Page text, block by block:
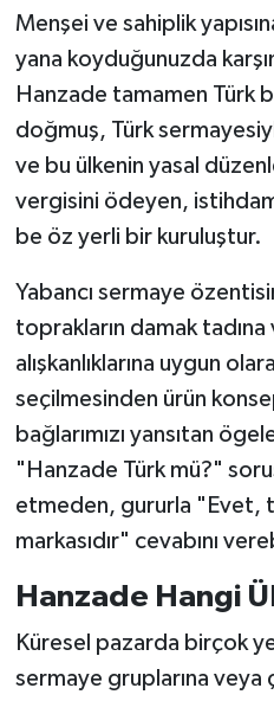
Menşei ve sahiplik
yana koyduğunuzda
Hanzade tamamen Türk
doğmuş, Türk
ve bu ülkenin yasal
vergisini ödeyen,
be öz yerli bir kuruluştur.
Yabancı sermaye
toprakların damak
alışkanlıklarına uygun
seçilmesinden ürün
bağlarımızı yansıtan
"Hanzade Türk mü?"
etmeden, gururla "Evet,
markasıdır" cevabını
Hanzade Hangi
Küresel pazarda birçok
sermaye gruplarına veya